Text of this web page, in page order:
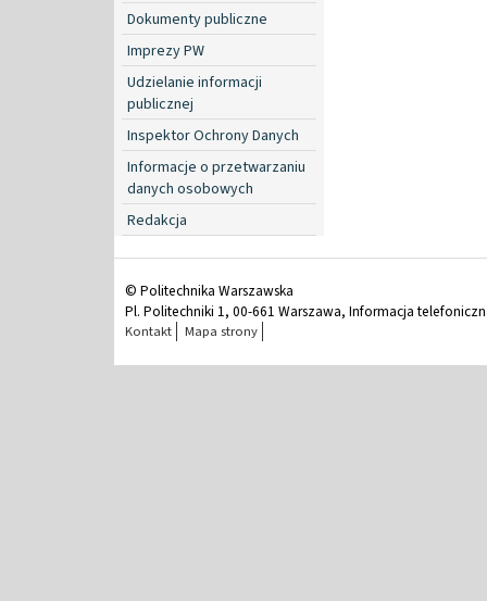
Dokumenty publiczne
Imprezy PW
Udzielanie informacji
publicznej
Inspektor Ochrony Danych
Informacje o przetwarzaniu
danych osobowych
Redakcja
© Politechnika Warszawska
Pl. Politechniki 1, 00-661 Warszawa, Informacja
Kontakt Mapa strony